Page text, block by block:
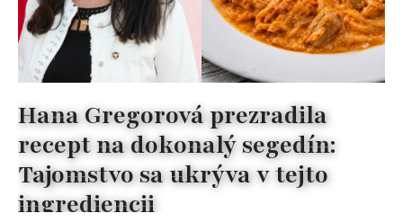
Hana Gregorová prezradila
recept na dokonalý segedín:
Tajomstvo sa ukrýva v tejto
ingrediencii